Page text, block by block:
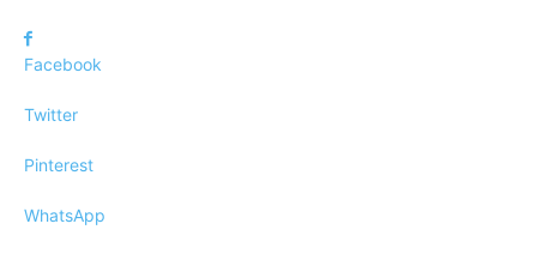
Facebook
Twitter
Pinterest
WhatsApp